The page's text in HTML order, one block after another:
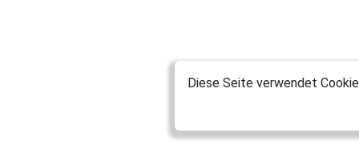
Diese Seite verwendet